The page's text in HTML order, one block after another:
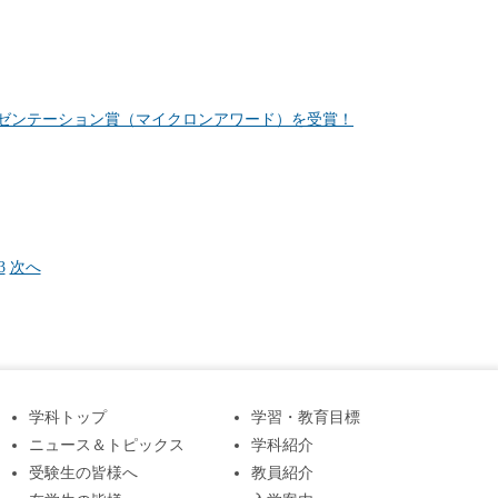
テーション賞（マイクロンアワード）を受賞！
次へ
学科トップ
ニュース＆トピックス
受験生の皆様へ
学習・教育目標
学科紹介
教員紹介